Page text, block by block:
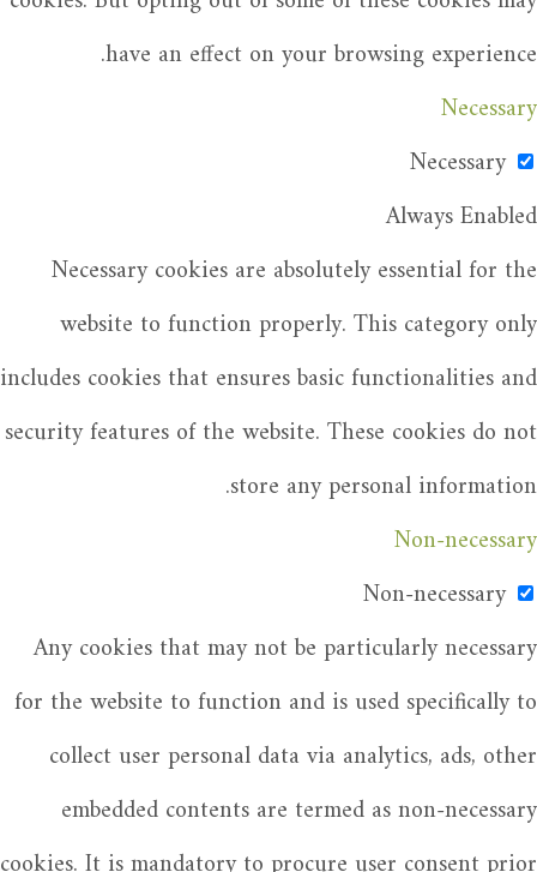
have an effect on your browsing experience.
Necessary
Necessary
Always Enabled
Necessary cookies are absolutely essential for the
website to function properly. This category only
includes cookies that ensures basic functionalities and
security features of the website. These cookies do not
store any personal information.
Non-necessary
Non-necessary
Any cookies that may not be particularly necessary
for the website to function and is used specifically to
collect user personal data via analytics, ads, other
embedded contents are termed as non-necessary